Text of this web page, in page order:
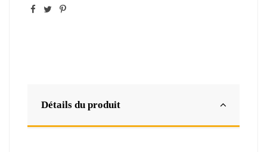
Détails du produit